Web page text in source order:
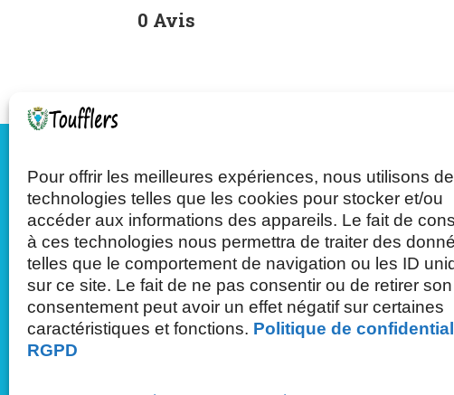
Pour offrir les meilleures expériences, nous utilisons
technologies telles que les cookies pour stocker et/ou
accéder aux informations des appareils. Le fait de
à ces technologies nous permettra de traiter des
telles que le comportement de navigation ou les ID
sur ce site. Le fait de ne pas consentir ou de retirer son
consentement peut avoir un effet négatif sur certaines
caractéristiques et fonctions. Politique de
RGPD
0 Avis
Mairie de Toufflers
Tél : 03.20.75.27.71
63 rue de Roubaix - 59390 Toufflers